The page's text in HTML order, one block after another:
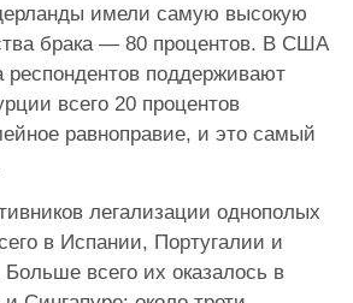
имели самую высокую
брака — 80 процентов. В США
поддерживают
всего 20 процентов
равноправие, и это самый
легализации однополых
в Испании, Португалии и
всего их оказалось в